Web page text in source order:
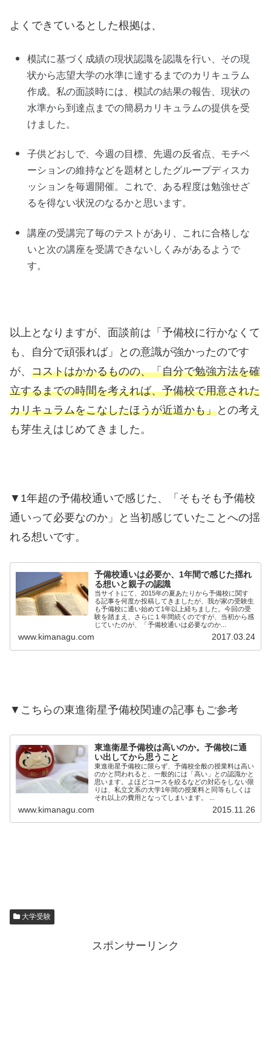
よくできているとした根拠は、
模試に基づく成績の現状認識を認識を行い、その現
状から志望大学の水準に達するまでのカリキュラム
作成。私の面談時には、模試の結果の報告、現状の
水準から到達点までの簡易カリキュラムの提供を受
けました。
子供どおしで、今週の目標、先週の反省点、モチベ
ーションの維持などを題材としたグループディスカ
ッションを毎週開催。これで、ある程度は勉強せざ
るを得ない状況のなるかと思います。
講座の受講完了毎のテストがあり、これに合格しな
いと次の講座を受講できないしくみがあるようで
す。
以上となりますが、面談前は「予備校に行かなくて
も、自分で頑張れば」との意識が強かったのです
が、 コストはかかるものの、「自分で勉強方法を確
立するまでの時間を考えれば、予備校で用意された
カリキュラムをこなしたほうが近道かも」との考え
も芽生えはじめてきました。
▼1年超の予備校通いで感じた、「そもそも予備校
通いって必要なのか」と当初感じていたことへの揺
れる想いです。
予備校通いは必要か、1年間で感じた揺れ
る想いと親子の認識
当サイトにて、2015年の夏あたりから予備校に関す
る記事を何度か投稿してきましたが、我が家の受験生
も予備校に通い始めて1年以上経ちました。今回の受
験を踏まえ、さらに１年間続くのですが、当初から感
じていたのが、「予備校通いは必要なのか...
www.kimanagu.com 2017.03.24
▼こちらの東進衛星予備校関連の記事もご参考
東進衛星予備校は高いのか。予備校に通
い出してから思うこと
東進衛星予備校に限らず、予備校全般の授業料は高い
のかと問われると、一般的には「高い」との認識かと
思います。よほどコースを絞るなどの対応をしない限
りは、私立文系の大学1年間の授業料と同等もしくは
それ以上の費用となってしまいます。 ...
www.kimanagu.com 2015.11.26
大学受験
スポンサーリンク